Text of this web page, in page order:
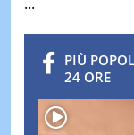
PIÙ
24 ORE